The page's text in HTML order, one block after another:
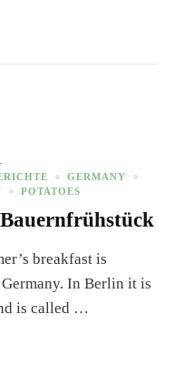
GERMANY
POTATOES
breakfast is
In Berlin it is
is called …